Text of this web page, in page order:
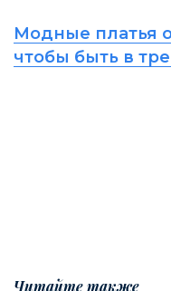
Модные платья
чтобы быть в
Читайте также